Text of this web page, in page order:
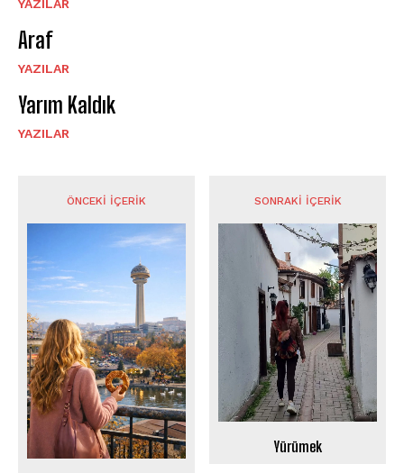
YAZILAR
Araf
YAZILAR
Yarım Kaldık
YAZILAR
ÖNCEKI İÇERIK SONRAKI İÇERIK
Yürümek